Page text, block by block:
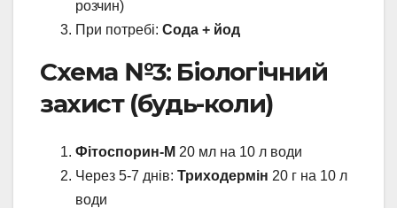
розчин)
При потребі: Сода + йод
Схема №3: Біологічний
захист (будь-коли)
Фітоспорин-М 20 мл на 10 л води
Через 5-7 днів: Триходермін 20 г на 10 л
води